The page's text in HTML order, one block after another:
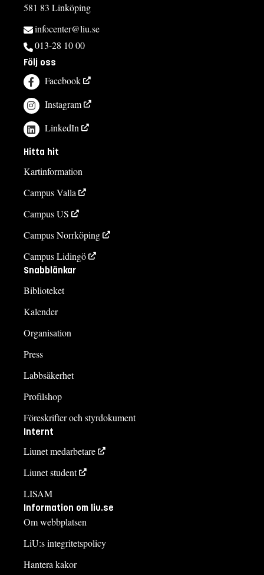
581 83 Linköping
infocenter@liu.se
013-28 10 00
Följ oss
Facebook
Instagram
LinkedIn
Hitta hit
Kartinformation
Campus Valla
Campus US
Campus Norrköping
Campus Lidingö
Snabblänkar
Biblioteket
Kalender
Organisation
Press
Labbsäkerhet
Profilshop
Föreskrifter och styrdokument
Internt
Liunet medarbetare
Liunet student
LISAM
Information om liu.se
Om webbplatsen
LiU:s integritetspolicy
Hantera kakor